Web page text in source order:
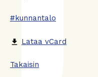
#kunnantalo
file_download Lataa vCard
Takaisin